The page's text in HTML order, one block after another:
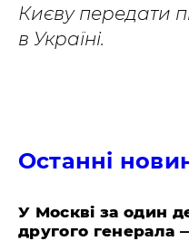
Києву передати
в Україні.
Останні
​У Москві за один
другого генерала